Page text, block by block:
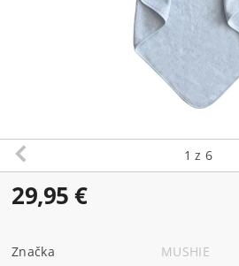
1 z 6
29,95 €
Značka
MUSHIE